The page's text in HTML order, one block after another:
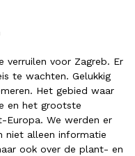
verruilen voor Zagreb. Er
te wachten. Gelukkig
Het gebied waar
en het grootste
Europa. We werden er
niet alleen informatie
ook over de plant- en